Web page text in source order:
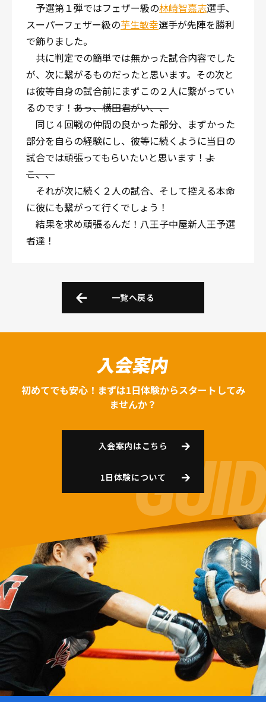
予選第１弾ではフェザー級の林崎智嘉志選手、
スーパーフェザー級の芋生敏幸選手が先陣を勝利
で飾りました。
共に判定での簡単では無かった試合内容でした
が、次に繋がるものだったと思います。その次と
は彼等自身の試合前にまずこの２人に繋がってい
るのです！ あっ、横田君がい、、
同じ４回戦の仲間の良かった部分、まずかった
部分を自らの経験にし、彼等に続くように当日の
試合では頑張ってもらいたいと思います！ よ
こ、、
それが次に続く２人の試合、そして控える本命
に彼にも繋がって行くでしょう！
結果を求め頑張るんだ！八王子中屋新人王予選
者達！
一覧へ戻る
入会案内
初めてでも安心！まずは1日体験からスタートしてみ
ませんか？
入会案内はこちら
1日体験について